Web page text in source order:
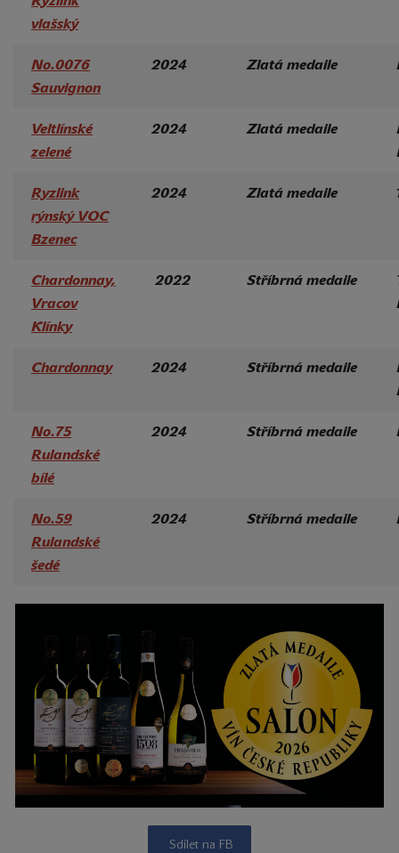
vlašský
No.0076
Sauvignon
2024 Zlatá medaile
Veltlínské
zelené
2024 Zlatá medaile
Ryzlink
rýnský VOC
Bzenec
2024 Zlatá medaile
Chardonnay,
Vracov
Klínky
2022 Stříbrná medaile
Chardonnay 2024 Stříbrná medaile
No.75
Rulandské
bílé
2024 Stříbrná medaile
No.59
Rulandské
šedé
2024 Stříbrná medaile
Sdílet na FB